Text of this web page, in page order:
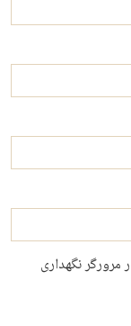
مرورگر نگهداری